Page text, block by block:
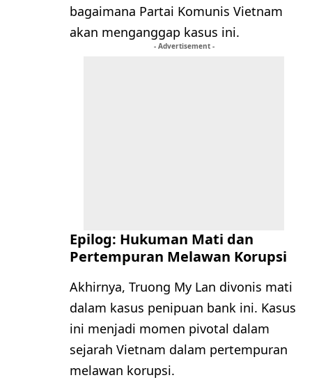
bagaimana Partai Komunis Vietnam
akan menganggap kasus ini.
- Advertisement -
Epilog: Hukuman Mati dan
Pertempuran Melawan Korupsi
Akhirnya, Truong My Lan divonis mati
dalam kasus penipuan bank ini. Kasus
ini menjadi momen pivotal dalam
sejarah Vietnam dalam pertempuran
melawan korupsi.